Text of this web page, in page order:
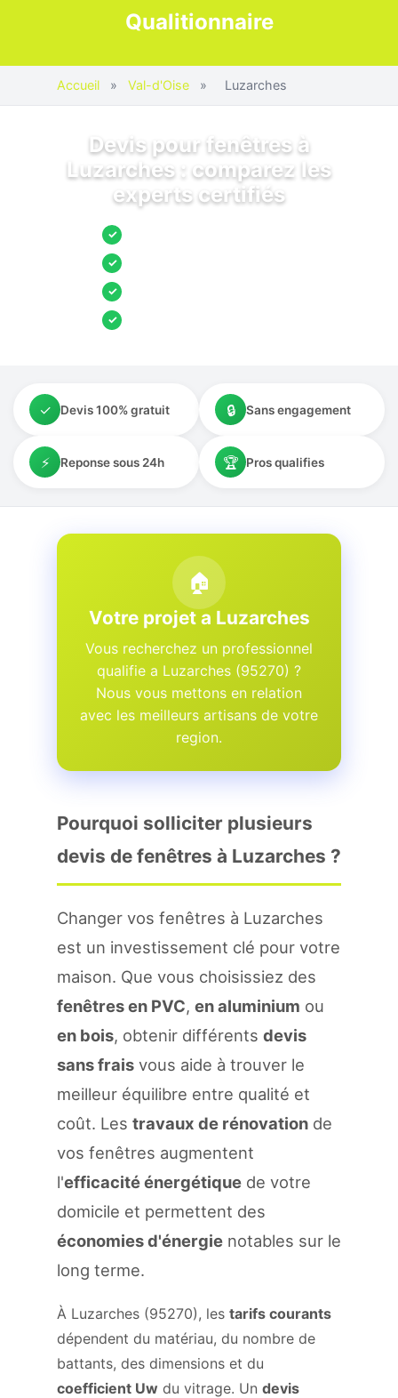
Qualitionnaire
Accueil » Val-d'Oise » Luzarches
Devis pour fenêtres à
Luzarches : comparez les
experts certifiés
✓
✓
✓
✓
✓ Devis 100% gratuit 🔒 Sans engagement
⚡ Reponse sous 24h 🏆 Pros qualifies
🏠
Votre projet a Luzarches
Vous recherchez un professionnel
qualifie a Luzarches (95270) ?
Nous vous mettons en relation
avec les meilleurs artisans de votre
region.
Pourquoi solliciter plusieurs
devis de fenêtres à Luzarches ?
Changer vos fenêtres à Luzarches
est un investissement clé pour votre
maison. Que vous choisissiez des
fenêtres en PVC, en aluminium ou
en bois, obtenir différents devis
sans frais vous aide à trouver le
meilleur équilibre entre qualité et
coût. Les travaux de rénovation de
vos fenêtres augmentent
l'efficacité énergétique de votre
domicile et permettent des
économies d'énergie notables sur le
long terme.
À Luzarches (95270), les tarifs courants
dépendent du matériau, du nombre de
battants, des dimensions et du
coefficient Uw du vitrage. Un devis